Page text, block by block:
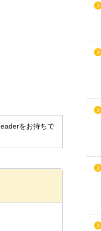
をお持ちで